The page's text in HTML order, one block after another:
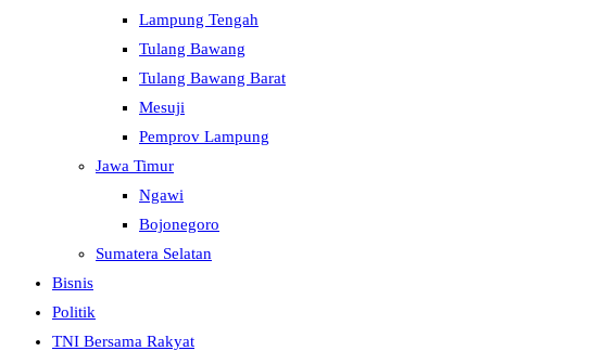
Lampung Tengah
Tulang Bawang
Tulang Bawang Barat
Mesuji
Pemprov Lampung
Jawa Timur
Ngawi
Bojonegoro
Sumatera Selatan
Bisnis
Politik
TNI Bersama Rakyat